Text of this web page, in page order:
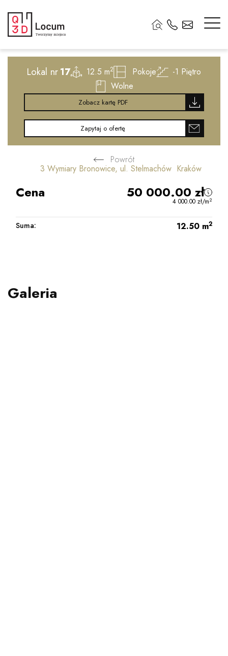
Lokal nr17 12.5 m2 Pokoje -1 Piętro
Wolne
Zobacz kartę PDF
Zapytaj o ofertę
Powrót
3 Wymiary Bronowice, ul. Stelmachów Kraków
Cena 50 000.00 zł
4 000.00 zł/m2
Suma: 12.50 m2
Galeria
2